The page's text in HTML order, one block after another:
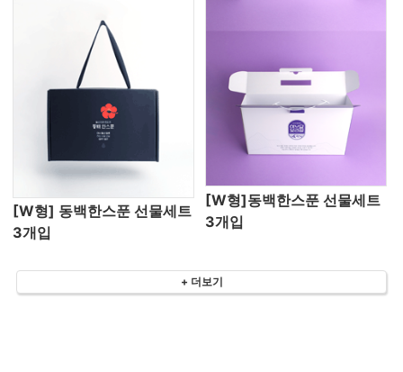
[W형] 동백한스푼 선물세트
3개입
[W형]동백한스푼 선물세트
3개입
+ 더보기